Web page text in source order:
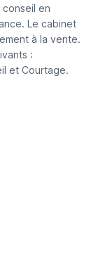
conseil en
Le cabinet
à la vente.
:
et Courtage.